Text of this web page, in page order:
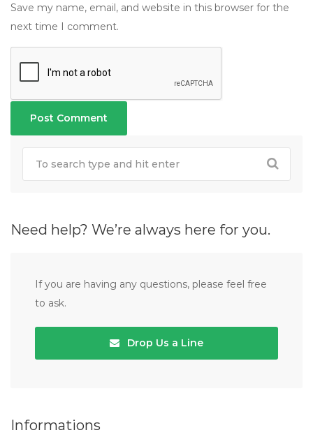
Save my name, email, and website in this browser for the
next time I comment.
Need help? We’re always here for you.
If you are having any questions, please feel free
to ask.
Drop Us a Line
Informations